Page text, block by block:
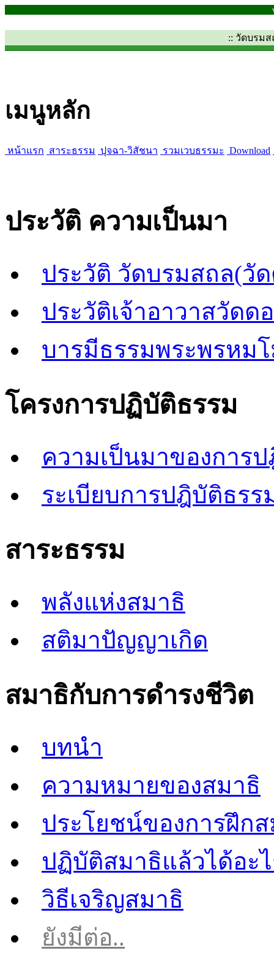
:: วัดบรม
เมนูหลัก
หน้าแรก สาระธรรม ปุจฉา-วิสัชนา รวมเวบธรรมะ Download
ประวัติ ความเป็นมา
ประวัติ วัดบรมสถล(วั
ประวัติเจ้าอาวาสวัดด
บารมีธรรมพระพรหม
โครงการปฏิบัติธรรม
ความเป็นมาของการ
ระเบียบการปฎิบัติธร
สาระธรรม
พลังแห่งสมาธิ
สติมาปัญญาเกิด
สมาธิกับการดำรงชีวิต
บทนำ
ความหมายของสมาธิ
ประโยชน์ของการฝึก
ปฏิบัติสมาธิแล้วได้อะ
วิธีเจริญสมาธิ
ยังมีต่อ..